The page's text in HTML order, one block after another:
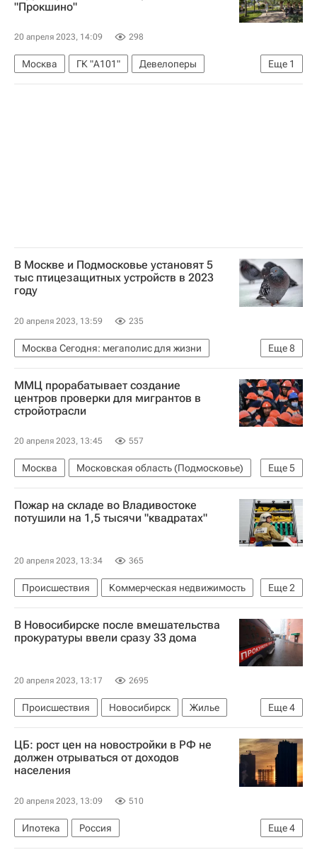
"Прокшино"
20 апреля 2023, 14:09 298
Еще 1
Москва ГК "А101"
Девелоперы
Благоустройство
В Москве и Подмосковье установят 5
тыс птицезащитных устройств в 2023
году
20 апреля 2023, 13:59 235
Еще8
Москва Сегодня: мегаполис для жизни
Россети
Россети Московский регион
Городское хозяйство Москвы
Москва
Московская область (Подмосковье)
Россия
Домодедово (аэропорт)
Комплекс городского хозяйства Москвы
ММЦ прорабатывает создание
центров проверки для мигрантов в
стройотрасли
20 апреля 2023, 13:45 557
Еще5
Москва
Московская область (Подмосковье)
НОСТРОЙ
Сергей Собянин
Строительство
Строители
Мигранты
Пожар на складе во Владивостоке
потушили на 1,5 тысячи "квадратах"
20 апреля 2023, 13:34 365
Еще2
Происшествия
Коммерческая недвижимость
Владивосток
Приморский край
В Новосибирске после вмешательства
прокуратуры ввели сразу 33 дома
20 апреля 2023, 13:17 2695
Еще4
Происшествия Новосибирск
Жилье
Новосибирская область
Анатолий Локоть
Следственный комитет России (СК РФ)
Строительство
ЦБ: рост цен на новостройки в РФ не
должен отрываться от доходов
населения
20 апреля 2023, 13:09 510
Еще4
Ипотека
Россия
Центральный Банк РФ (ЦБ РФ)
Цены